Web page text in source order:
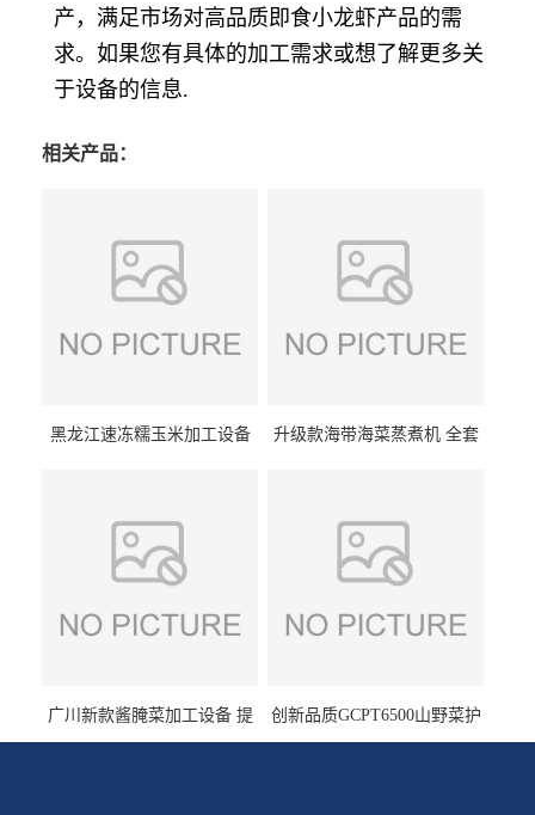
产，满足市场对高品质即食小龙虾产品的需
求。如果您有具体的加工需求或想了解更多关
于设备的信息.
相关产品：
黑龙江速冻糯玉米加工设备
升级款海带海菜蒸煮机 全套
广川新款酱腌菜加工设备 提
供成套生产线 （免费设计）
创新品质GCPT6500山野菜护
色杀青机 输送式 效率高